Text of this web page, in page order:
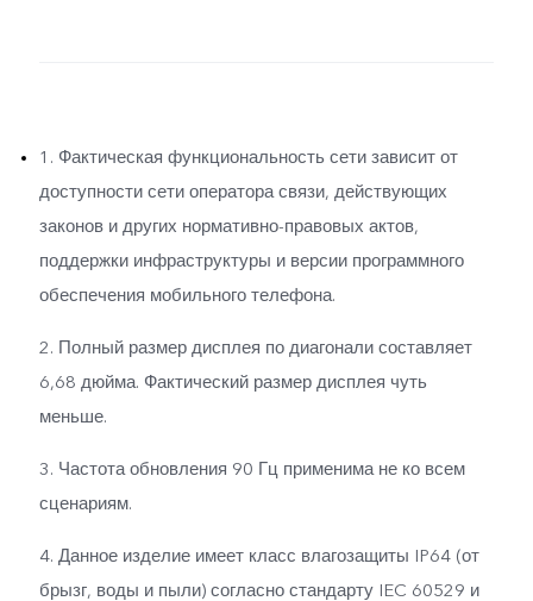
1. Фактическая функциональность сети зависит от
доступности сети оператора связи, действующих
законов и других нормативно-правовых актов,
поддержки инфраструктуры и версии программного
обеспечения мобильного телефона.
2. Полный размер дисплея по диагонали составляет
6,68 дюйма. Фактический размер дисплея чуть
меньше.
3. Частота обновления 90 Гц применима не ко всем
сценариям.
4. Данное изделие имеет класс влагозащиты IP64 (от
брызг, воды и пыли) согласно стандарту IEC 60529 и